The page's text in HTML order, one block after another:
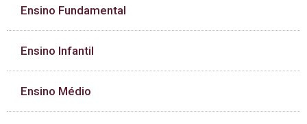
Ensino Fundamental
Ensino Infantil
Ensino Médio